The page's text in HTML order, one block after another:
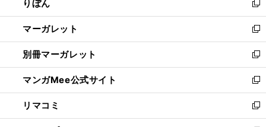
く
で
開
く
ド
ウ
で
開
く
ィ
ン
ド
ウ
で
開
く
りぼん
新
し
い
ウ
ィ
ン
ド
ウ
で
開
マーガレット
新
し
い
ウ
ィ
ン
ド
ウ
別冊マーガレット
新
し
い
ウ
ィ
ン
マンガMee公式サイト
新
し
い
ウ
リマコミ
新
し